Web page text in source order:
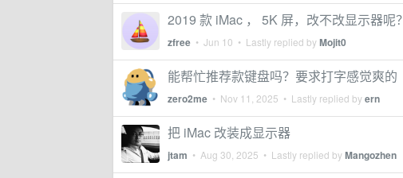
2019 款 iMac ， 5K 屏，改不改显示器呢？
zfree • Jun 10 • Lastly replied byMojit0
能帮忙推荐款键盘吗？要求打字感觉爽的
zero2me • Nov 11, 2025 • Lastly replied byern
把 iMac 改装成显示器
jtam • Aug 30, 2025 • Lastly replied byMangozhen